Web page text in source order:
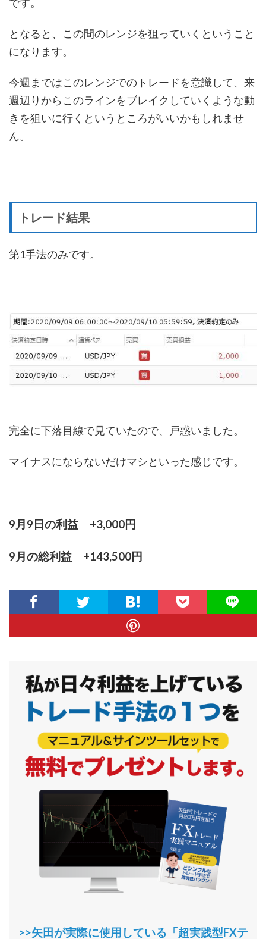
です。
となると、この間のレンジを狙っていくということ
になります。
今週まではこのレンジでのトレードを意識して、来
週辺りからこのラインをブレイクしていくような動
きを狙いに行くというところがいいかもしれませ
ん。
トレード結果
第1手法のみです。
完全に下落目線で見ていたので、戸惑いました。
マイナスにならないだけマシといった感じです。
9月9日の利益 +3,000円
9月の総利益 +143,500円
>>矢田が実際に使用している「超実践型FXテ